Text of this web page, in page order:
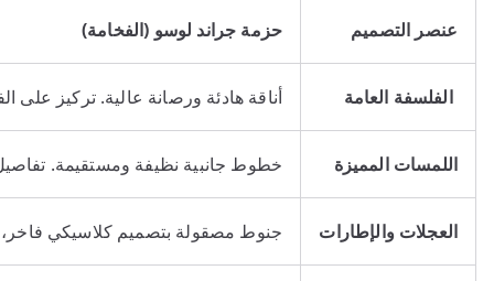
عنصر التصميم حزمة جراند لوسو (الفخامة)
الفلسفة العامة أناقة هادئة ورصانة عالية. تركيز على
اللمسات المميزة خطوط جانبية نظيفة ومستقيمة.
العجلات والإطارات جنوط مصقولة بتصميم كلاسيكي فاخر، غالباً بمقاس 20 إنش،